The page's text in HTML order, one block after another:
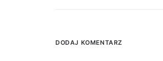
DODAJ KOMENTARZ